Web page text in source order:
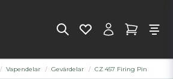
Vapendelar Gevärdelar CZ 457 Firing Pin